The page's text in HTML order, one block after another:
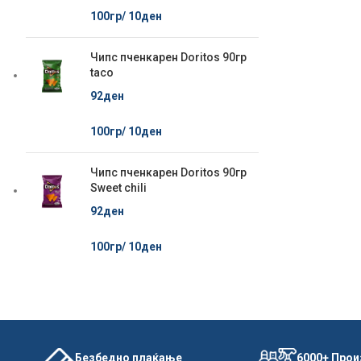
100гр/ 10ден
Чипс пченкарен Doritos 90гр
taco
92ден
100гр/ 10ден
Чипс пченкарен Doritos 90гр
Sweet chili
92ден
100гр/ 10ден
Безбедно плаќање 6000+